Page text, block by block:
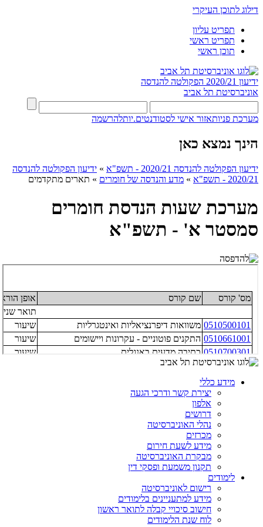
דילוג לתוכן העיקרי
תפריט עליון
תפריט ראשי
תוכן ראשי
ידיעון 2020/21
הפקולטה להנדסה
אוניברסיטת תל אביב
מערכת פניותאזור אישי לסטודנטים.יותלהרשמה
הינך נמצא כאן
ידיעון הפקולטה להנדסה 2020/21 - תשפ"א » ידיעון הפקולטה להנדסה
2020/21 - תשפ"א
» מדע והנדסה של חומרים » תארים מתקדמים
מערכת שעות הנדסת חומרים
סמסטר א' - תשפ"א
מידע כללי
יצירת קשר ודרכי הגעה
אלפון
דרושים
נהלי האוניברסיטה
מכרזים
מידע לשעת חירום
מבקרת האוניברסיטה
תקנון משמעת ופסקי דין
לימודים
רישום לאוניברסיטה
מידע למתעניינים בלימודים
חישוב סיכויי קבלה לתואר ראשון
לוח שנת הלימודים